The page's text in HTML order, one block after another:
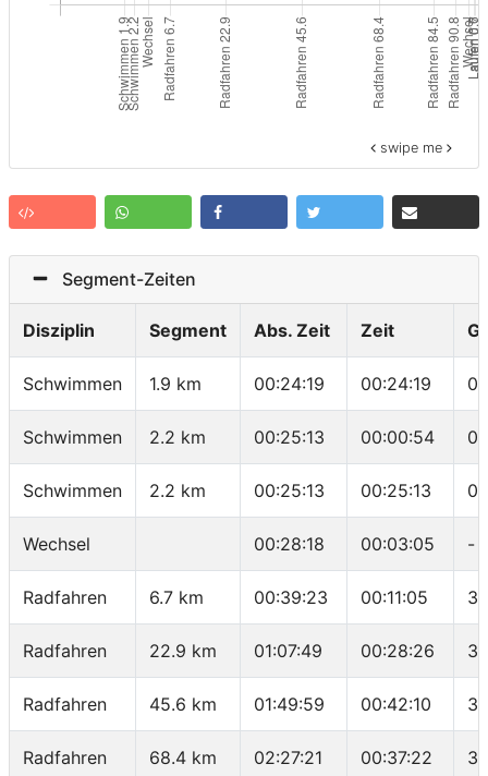
swipe me
Segment-Zeiten
Disziplin Segment Abs. Zeit Zeit
Schwimmen 1.9 km 00:24:19 00:24:19
Schwimmen 2.2 km 00:25:13 00:00:54
Schwimmen 2.2 km 00:25:13 00:25:13
Wechsel 00:28:18 00:03:05 -
Radfahren 6.7 km 00:39:23 00:11:05
Radfahren 22.9 km 01:07:49 00:28:26
Radfahren 45.6 km 01:49:59 00:42:10
Radfahren 68.4 km 02:27:21 00:37:22